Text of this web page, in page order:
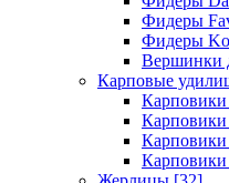
Фидеры
Фидеры
Вершинки
Карповые
Карповики